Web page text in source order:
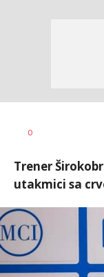
AUTOR
0
Trener
utakmici sa